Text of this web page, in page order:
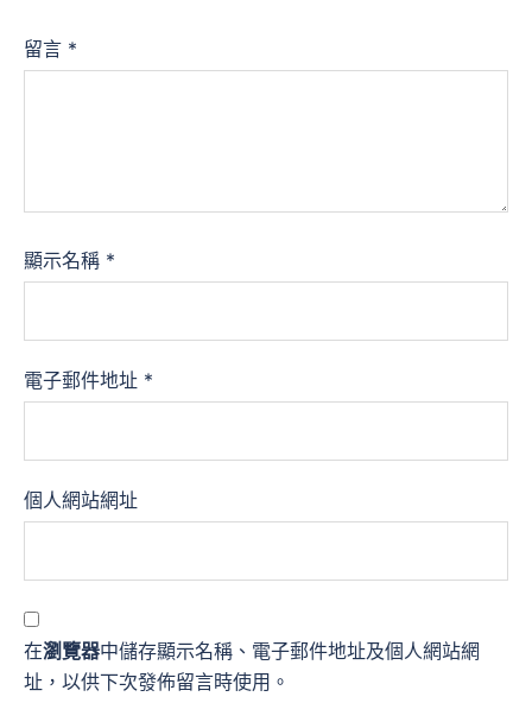
留言 *
顯示名稱 *
電子郵件地址 *
個人網站網址
在瀏覽器中儲存顯示名稱、電子郵件地址及個人網站網
址，以供下次發佈留言時使用。